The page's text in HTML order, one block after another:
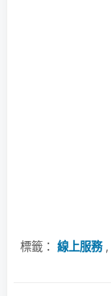
標籤： 線上服務,